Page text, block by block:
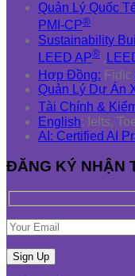
Quản Lý Quốc
PMI-CP®
Sustainability
LEED AP® ,
Hợp Đồng: Fidic
Quản Lý Dự Án
Tài Chính &
English: Ielts,
AI: Certified AI
ĐĂNG KÝ NHẬN